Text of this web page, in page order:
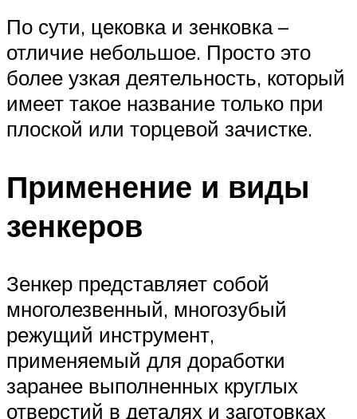
По сути, цековка и зенковка –
отличие небольшое. Просто это
более узкая деятельность, который
имеет такое название только при
плоской или торцевой зачистке.
Применение и виды
зенкеров
Зенкер представляет собой
многолезвенный, многозубый
режущий инструмент,
применяемый для доработки
заранее выполненных круглых
отверстий в деталях и заготовках